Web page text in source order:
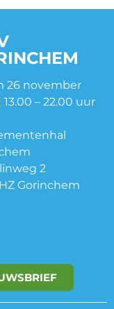
26 november
13.00 – 22.00 uur
2
Gorinchem